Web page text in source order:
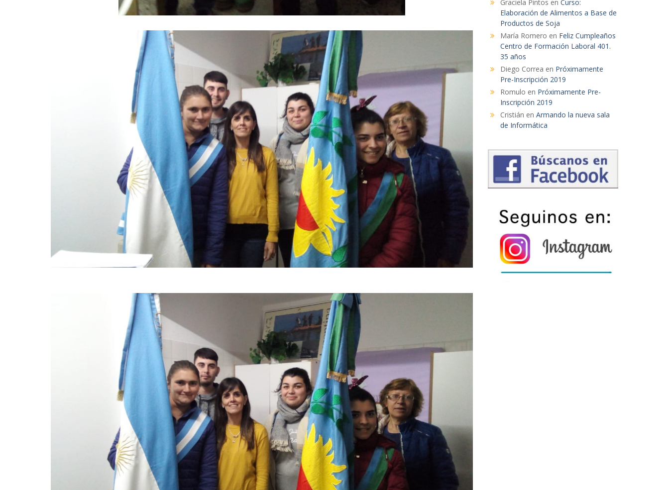
Graciela Pintos en Curso:
Elaboración de Alimentos a Base de
Productos de Soja
María Romero en Feliz Cumpleaños
Centro de Formación Laboral 401.
35 años
Diego Correa en Próximamente
Pre-Inscripción 2019
Romulo en Próximamente Pre-
Inscripción 2019
Cristián en Armando la nueva sala
de Informática